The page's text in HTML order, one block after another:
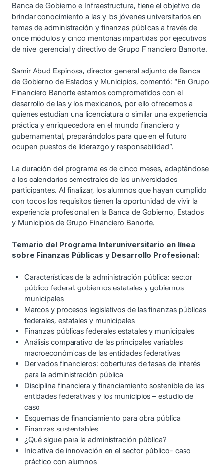
Banca de Gobierno e Infraestructura, tiene el objetivo de
brindar conocimiento a las y los jóvenes universitarios en
temas de administración y finanzas públicas a través de
once módulos y cinco mentorías impartidas por ejecutivos
de nivel gerencial y directivo de Grupo Financiero Banorte.
Samir Abud Espinosa, director general adjunto de Banca
de Gobierno de Estados y Municipios, comentó: “En Grupo
Financiero Banorte estamos comprometidos con el
desarrollo de las y los mexicanos, por ello ofrecemos a
quienes estudian una licenciatura o similar una experiencia
práctica y enriquecedora en el mundo financiero y
gubernamental, preparándolos para que en el futuro
ocupen puestos de liderazgo y responsabilidad”.
La duración del programa es de cinco meses, adaptándose
a los calendarios semestrales de las universidades
participantes. Al finalizar, los alumnos que hayan cumplido
con todos los requisitos tienen la oportunidad de vivir la
experiencia profesional en la Banca de Gobierno, Estados
y Municipios de Grupo Financiero Banorte.
Temario del Programa Interuniversitario en línea
sobre Finanzas Públicas y Desarrollo Profesional:
Características de la administración pública: sector
público federal, gobiernos estatales y gobiernos
municipales
Marcos y procesos legislativos de las finanzas públicas
federales, estatales y municipales
Finanzas públicas federales estatales y municipales
Análisis comparativo de las principales variables
macroeconómicas de las entidades federativas
Derivados financieros: coberturas de tasas de interés
para la administración pública
Disciplina financiera y financiamiento sostenible de las
entidades federativas y los municipios – estudio de
caso
Esquemas de financiamiento para obra pública
Finanzas sustentables
¿Qué sigue para la administración pública?
Iniciativa de innovación en el sector público- caso
práctico con alumnos